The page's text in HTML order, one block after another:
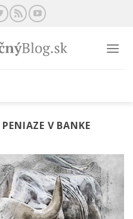
PENIAZE V BANKE